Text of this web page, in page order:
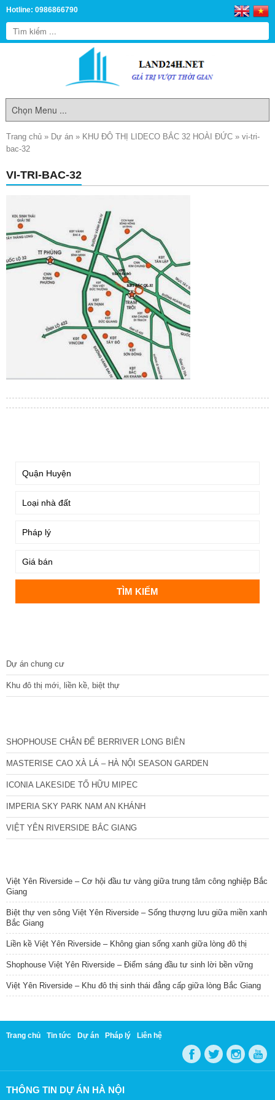
Hotline: 0986866790
Trang chủ » Dự án » KHU ĐÔ THỊ LIDECO BẮC 32 HOÀI ĐỨC » vi-tri-
bac-32
VI-TRI-BAC-32
Dự án chung cư
Khu đô thị mới, liền kề, biệt thự
SHOPHOUSE CHÂN ĐẾ BERRIVER LONG BIÊN
MASTERISE CAO XÀ LÁ – HÀ NỘI SEASON GARDEN
ICONIA LAKESIDE TỐ HỮU MIPEC
IMPERIA SKY PARK NAM AN KHÁNH
VIỆT YÊN RIVERSIDE BẮC GIANG
Việt Yên Riverside – Cơ hội đầu tư vàng giữa trung tâm công nghiệp Bắc
Giang
Biệt thự ven sông Việt Yên Riverside – Sống thượng lưu giữa miền xanh
Bắc Giang
Liền kề Việt Yên Riverside – Không gian sống xanh giữa lòng đô thị
Shophouse Việt Yên Riverside – Điểm sáng đầu tư sinh lời bền vững
Việt Yên Riverside – Khu đô thị sinh thái đẳng cấp giữa lòng Bắc Giang
Trang chủ Tin tức Dự án Pháp lý Liên hệ
THÔNG TIN DỰ ÁN HÀ NỘI